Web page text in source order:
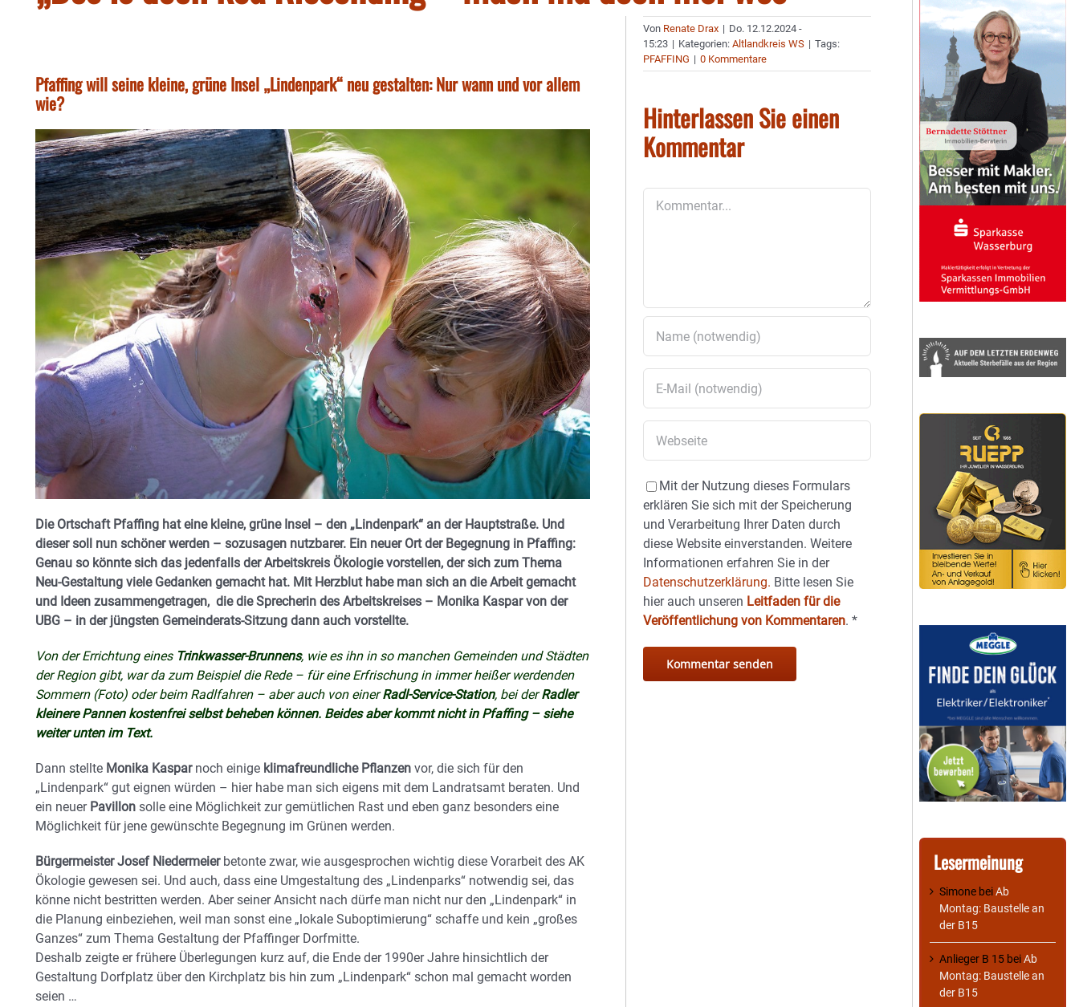
Pfaffing will seine kleine, grüne Insel „Lindenpark“ neu gestalten: Nur wann und vor allem
wie?
Die Ortschaft Pfaffing hat eine kleine, grüne Insel – den „Lindenpark“ an der Hauptstraße. Und
dieser soll nun schöner werden – sozusagen nutzbarer. Ein neuer Ort der Begegnung in Pfaffing:
Genau so könnte sich das jedenfalls der Arbeitskreis Ökologie vorstellen, der sich zum Thema
Neu-Gestaltung viele Gedanken gemacht hat. Mit Herzblut habe man sich an die Arbeit gemacht
und Ideen zusammengetragen, die die Sprecherin des Arbeitskreises – Monika Kaspar von der
UBG – in der jüngsten Gemeinderats-Sitzung dann auch vorstellte.
Von der Errichtung eines Trinkwasser-Brunnens, wie es ihn in so manchen Gemeinden und Städten
der Region gibt, war da zum Beispiel die Rede – für eine Erfrischung in immer heißer werdenden
Sommern (Foto) oder beim Radlfahren – aber auch von einerRadl-Service-Station, bei derRadler
kleinere Pannen kostenfrei selbst beheben können. Beides aber kommt nicht in Pfaffing – siehe
weiter unten im Text.
Dann stellte Monika Kasparnoch einige klimafreundliche Pflanzen vor, die sich für den
„Lindenpark“ gut eignen würden – hier habe man sich eigens mit dem Landratsamt beraten. Und
ein neuer Pavillon solle eine Möglichkeit zur gemütlichen Rast und eben ganz besonders eine
Möglichkeit für jene gewünschte Begegnung im Grünen werden.
Bürgermeister Josef Niedermeierbetonte zwar, wie ausgesprochen wichtig diese Vorarbeit des AK
Ökologie gewesen sei. Und auch, dass eine Umgestaltung des „Lindenparks“ notwendig sei, das
könne nicht bestritten werden. Aber seiner Ansicht nach dürfe man nicht nur den „Lindenpark“ in
die Planung einbeziehen, weil man sonst eine „lokale Suboptimierung“ schaffe und kein „großes
Ganzes“ zum Thema Gestaltung der Pfaffinger Dorfmitte.
Deshalb zeigte er frühere Überlegungen kurz auf, die Ende der 1990er Jahre hinsichtlich der
Gestaltung Dorfplatz über den Kirchplatz bis hin zum „Lindenpark“ schon mal gemacht worden
seien …
Von Renate Drax | Do. 12.12.2024 -
15:23 | Kategorien:Altlandkreis WS | Tags:
PFAFFING | 0 Kommentare
Hinterlassen Sie einen
Kommentar
Mit der Nutzung dieses Formulars
erklären Sie sich mit der Speicherung
und Verarbeitung Ihrer Daten durch
diese Website einverstanden. Weitere
Informationen erfahren Sie in der
Datenschutzerklärung. Bitte lesen Sie
hier auch unseren Leitfaden für die
Veröffentlichung von Kommentaren.*
Lesermeinung
Simone beiAb
Montag: Baustelle an
der B15
Anlieger B 15 beiAb
Montag: Baustelle an
der B15